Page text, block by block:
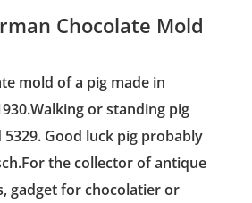
Chocolate Mold
mold of a pig made in
or standing pig
Good luck pig probably
the collector of antique
gadget for chocolatier or